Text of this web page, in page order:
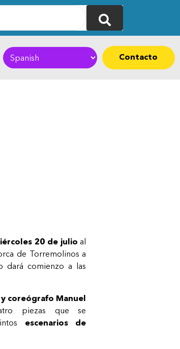
Contacto
20 de julio al
de Torremolinos a
dará comienzo a las
coreógrafo Manuel
piezas que se
escenarios de